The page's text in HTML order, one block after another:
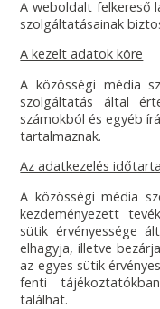
A weboldalt felkereső
szolgáltatásainak
A kezelt adatok köre
A közösségi média
szolgáltatás által
számokból és egyéb
tartalmaznak.
Az adatkezelés
A közösségi média
kezdeményezett
sütik érvényessége
elhagyja, illetve
az egyes sütik
fenti
találhat.